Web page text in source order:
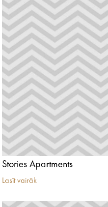
Stories Apartments
Lasīt vairāk